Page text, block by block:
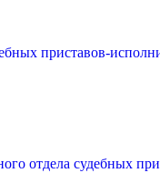
приставов-
отдела судебных